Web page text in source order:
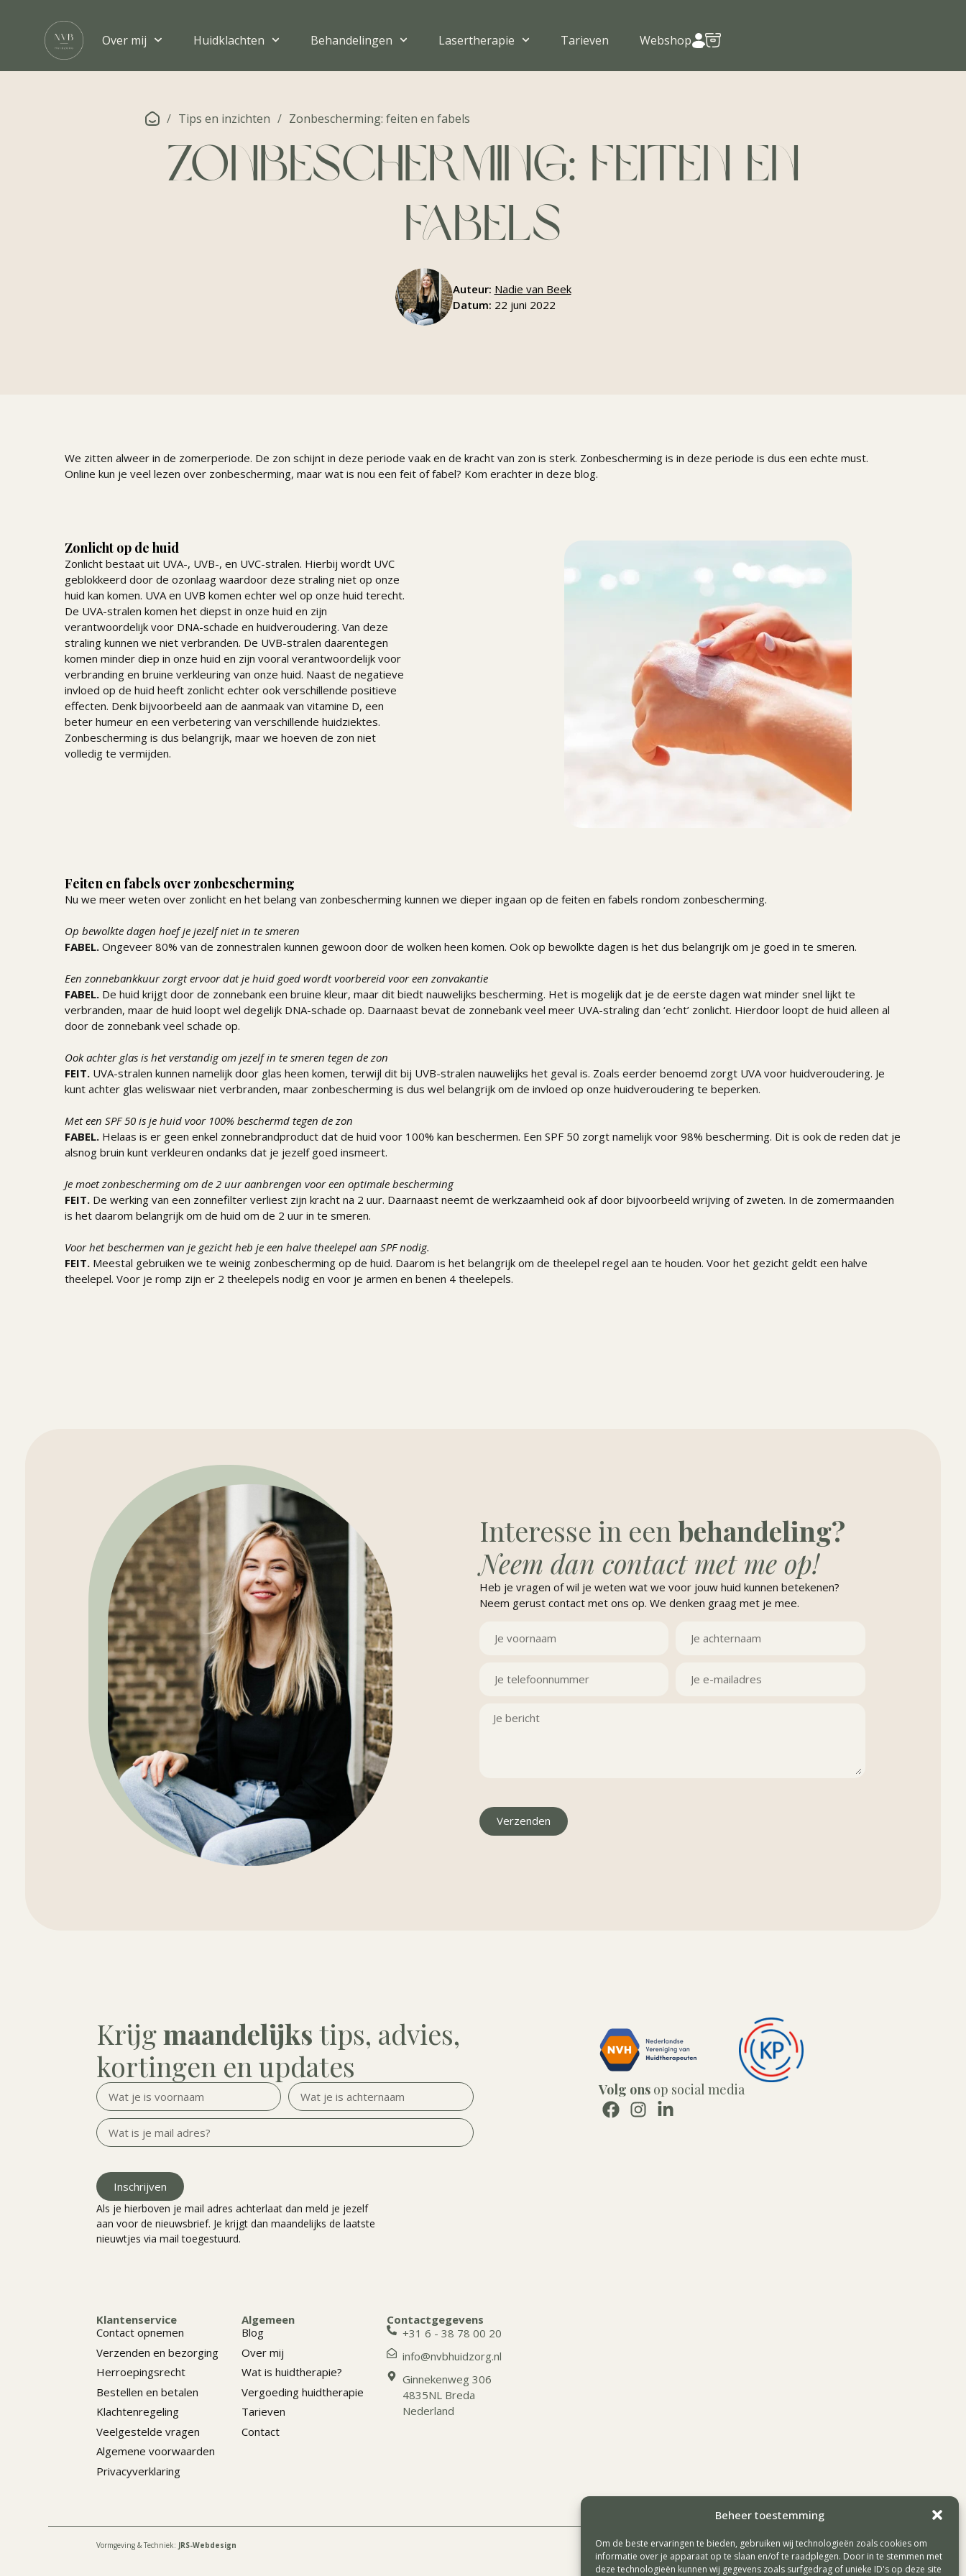
Beheer toestemming
Om de beste ervaringen te bieden, gebruiken wij technologieën zoals cookies om
informatie over je apparaat op te slaan en/of te raadplegen. Door in te stemmen met
deze technologieën kunnen wij gegevens zoals surfgedrag of unieke ID's op deze site
Over mij Huidklachten Behandelingen Lasertherapie Tarieven Webshop Account
/ Tips en inzichten / Zonbescherming: feiten en fabels
Zonbescherming: feiten en
fabels
Auteur: Nadie van Beek
Datum: 22 juni 2022
We zitten alweer in de zomerperiode. De zon schijnt in deze periode vaak en de kracht van zon is sterk. Zonbescherming is in deze periode is dus een echte must.
Online kun je veel lezen over zonbescherming, maar wat is nou een feit of fabel? Kom erachter in deze blog.
Zonlicht op de huid
Zonlicht bestaat uit UVA-, UVB-, en UVC-stralen. Hierbij wordt UVC
geblokkeerd door de ozonlaag waardoor deze straling niet op onze
huid kan komen. UVA en UVB komen echter wel op onze huid terecht.
De UVA-stralen komen het diepst in onze huid en zijn
verantwoordelijk voor DNA-schade en huidveroudering. Van deze
straling kunnen we niet verbranden. De UVB-stralen daarentegen
komen minder diep in onze huid en zijn vooral verantwoordelijk voor
verbranding en bruine verkleuring van onze huid. Naast de negatieve
invloed op de huid heeft zonlicht echter ook verschillende positieve
effecten. Denk bijvoorbeeld aan de aanmaak van vitamine D, een
beter humeur en een verbetering van verschillende huidziektes.
Zonbescherming is dus belangrijk, maar we hoeven de zon niet
volledig te vermijden.
Feiten en fabels over zonbescherming
Nu we meer weten over zonlicht en het belang van zonbescherming kunnen we dieper ingaan op de feiten en fabels rondom zonbescherming.
Op bewolkte dagen hoef je jezelf niet in te smeren
FABEL. Ongeveer 80% van de zonnestralen kunnen gewoon door de wolken heen komen. Ook op bewolkte dagen is het dus belangrijk om je goed in te smeren.
Een zonnebankkuur zorgt ervoor dat je huid goed wordt voorbereid voor een zonvakantie
FABEL. De huid krijgt door de zonnebank een bruine kleur, maar dit biedt nauwelijks bescherming. Het is mogelijk dat je de eerste dagen wat minder snel lijkt te
verbranden, maar de huid loopt wel degelijk DNA-schade op. Daarnaast bevat de zonnebank veel meer UVA-straling dan ‘echt’ zonlicht. Hierdoor loopt de huid alleen al
door de zonnebank veel schade op.
Ook achter glas is het verstandig om jezelf in te smeren tegen de zon
FEIT. UVA-stralen kunnen namelijk door glas heen komen, terwijl dit bij UVB-stralen nauwelijks het geval is. Zoals eerder benoemd zorgt UVA voor huidveroudering. Je
kunt achter glas weliswaar niet verbranden, maar zonbescherming is dus wel belangrijk om de invloed op onze huidveroudering te beperken.
Met een SPF 50 is je huid voor 100% beschermd tegen de zon
FABEL. Helaas is er geen enkel zonnebrandproduct dat de huid voor 100% kan beschermen. Een SPF 50 zorgt namelijk voor 98% bescherming. Dit is ook de reden dat je
alsnog bruin kunt verkleuren ondanks dat je jezelf goed insmeert.
Je moet zonbescherming om de 2 uur aanbrengen voor een optimale bescherming
FEIT. De werking van een zonnefilter verliest zijn kracht na 2 uur. Daarnaast neemt de werkzaamheid ook af door bijvoorbeeld wrijving of zweten. In de zomermaanden
is het daarom belangrijk om de huid om de 2 uur in te smeren.
Voor het beschermen van je gezicht heb je een halve theelepel aan SPF nodig.
FEIT. Meestal gebruiken we te weinig zonbescherming op de huid. Daarom is het belangrijk om de theelepel regel aan te houden. Voor het gezicht geldt een halve
theelepel. Voor je romp zijn er 2 theelepels nodig en voor je armen en benen 4 theelepels.
Interesse in een behandeling?
Neem dan contact met me op!
Heb je vragen of wil je weten wat we voor jouw huid kunnen betekenen?
Neem gerust contact met ons op. We denken graag met je mee.
Verzenden
Krijgmaandelijks tips, advies,
kortingen en updates
Inschrijven
Als je hierboven je mail adres achterlaat dan meld je jezelf
aan voor de nieuwsbrief. Je krijgt dan maandelijks de laatste
nieuwtjes via mail toegestuurd.
Volg ons op social media
Klantenservice
Contact opnemen
Verzenden en bezorging
Herroepingsrecht
Bestellen en betalen
Klachtenregeling
Veelgestelde vragen
Algemene voorwaarden
Privacyverklaring
Algemeen
Blog
Over mij
Wat is huidtherapie?
Vergoeding huidtherapie
Tarieven
Contact
Contactgegevens
+31 6 - 38 78 00 20
info@nvbhuidzorg.nl
Ginnekenweg 306
4835NL Breda
Nederland
Vormgeving & Techniek: JRS-Webdesign Algemene voorwaarden - Privacyverklaring